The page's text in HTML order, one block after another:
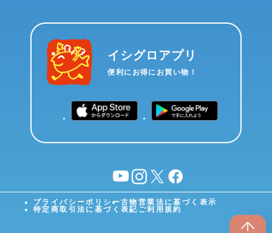
イシグロアプリ
便利にお得にお買い物！
YouTubeinstagram
X facebook
プライバシーポリシー古物営業法に基づく表示
特定商取引法に基づく表記 ご利用規約